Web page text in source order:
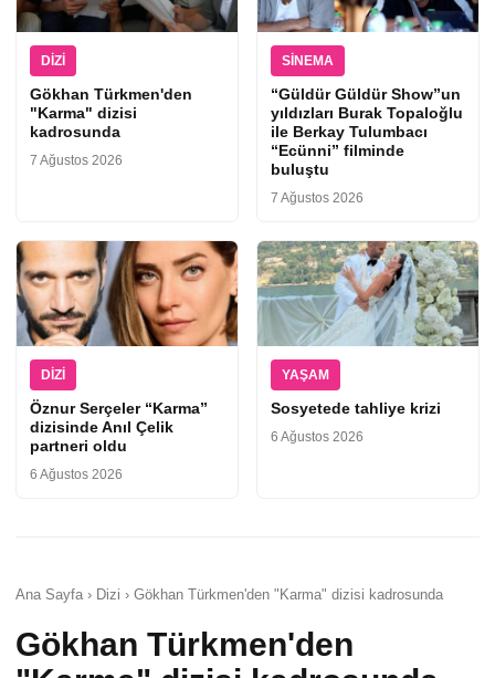
DIZI
Gökhan Türkmen'den
"Karma" dizisi
kadrosunda
7 Ağustos 2026
SINEMA
“Güldür Güldür Show”un
yıldızları Burak Topaloğlu
ile Berkay Tulumbacı
“Ecünni” filminde
buluştu
7 Ağustos 2026
DIZI
Öznur Serçeler “Karma”
dizisinde Anıl Çelik
partneri oldu
6 Ağustos 2026
YAŞAM
Sosyetede tahliye krizi
6 Ağustos 2026
Ana Sayfa › Dizi › Gökhan Türkmen'den "Karma" dizisi kadrosunda
Gökhan Türkmen'den